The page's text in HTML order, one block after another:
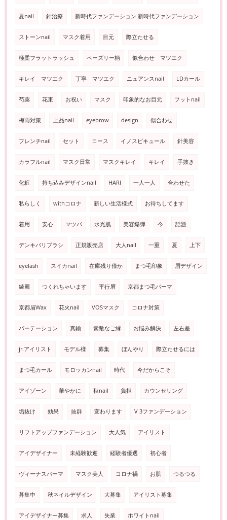
夏nail 針治療 新時代ファンデーション 新時代ファンデーション
ストーンnail マスク着用 目元 際立たせる
極柔フラットラッシュ ペーズリー柄 似合わせ マツエク
キレイ マツエク 丁寧 マツエク ニュアンスnail LDカール
芍薬 花束 お祝い マスク 印象的なお目元 フットnail
梅雨対策 上品nail eyebrow design 似合わせ
フレンチnail セット コース イノスピキュール 針美容
カラフルnail マスク日常 マスクキレイ キレイ 手抜き
化粧 持ち込みデザインnail HARI 一人一人 合わせた
私らしく withコロナ 新しい生活様式 お待ちしてます
着用 安心 マツパ 水光肌 美容爆弾 今 話題
デンキバリブラシ 正規販売店 大人nail 一重 夏 上下
eyelash スイカnail 在庫残り僅か まつ毛印象 眉デザイン
綺麗 つくれちゃいます 平行眉 京都まつ毛パーマ
京都眉Wax 花火nail VOSマスク コロナ対策
パーテーション 真鍮 素敵なご縁 お悩み解決 左右差
jr.アイリスト モデル様 募集 ぼんやり 際立たせるには
まつ毛カール モロッカンnail 時代 今だからこそ
アイゾーン 華やかに 秋nail 負担 カウンセリング
垢抜け 効果 抜群 変わります V 3ファンデーション
リフトアップファンデーション 大人気 アイリスト
アイデザイナー 未経験歓迎 経験者優遇 初心者
ヴィーナスパーマ マスク美人 コロナ禍 お肌 つるつる
募集中 秋ネイルデザイン 大募集 アイリスト募集
アイデザイナー募集 求人 失業 ホワイトnail